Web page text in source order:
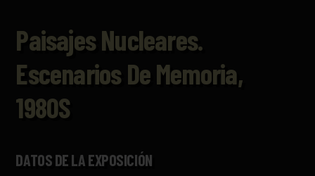
Paisajes Nucleares.
Escenarios De Memoria,
1980S
DATOS DE LA EXPOSICIÓN